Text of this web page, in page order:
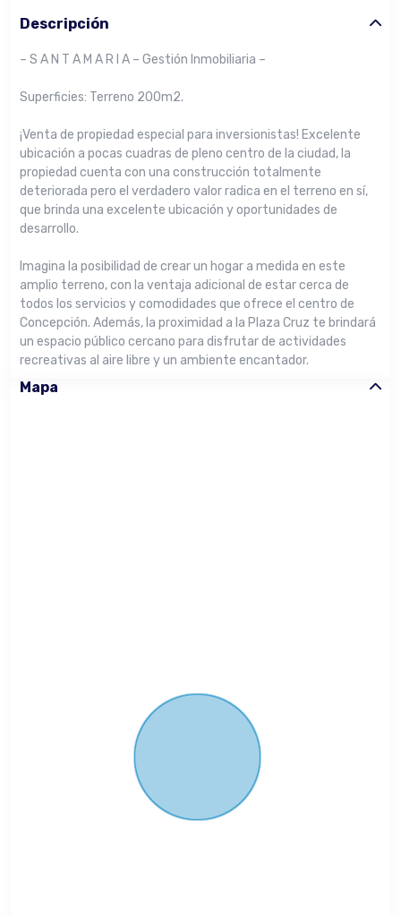
Descripción
– S A N T A M A R I A – Gestión Inmobiliaria –
Superficies: Terreno 200m2.
¡Venta de propiedad especial para inversionistas! Excelente
ubicación a pocas cuadras de pleno centro de la ciudad, la
propiedad cuenta con una construcción totalmente
deteriorada pero el verdadero valor radica en el terreno en sí,
que brinda una excelente ubicación y oportunidades de
desarrollo.
Imagina la posibilidad de crear un hogar a medida en este
amplio terreno, con la ventaja adicional de estar cerca de
todos los servicios y comodidades que ofrece el centro de
Concepción. Además, la proximidad a la Plaza Cruz te brindará
un espacio público cercano para disfrutar de actividades
recreativas al aire libre y un ambiente encantador.
Mapa